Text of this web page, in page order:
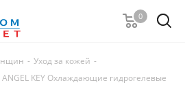
0
- Уход за кожей -
ANGEL KEY Охлаждающие гидрогелевые